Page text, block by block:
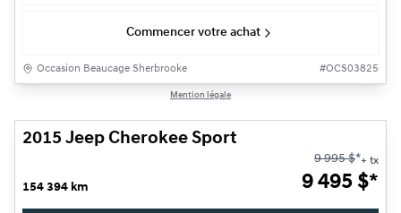
Commencer votre achat
Occasion Beaucage Sherbrooke #OCS03825
Mention légale
2015 Jeep Cherokee Sport
154 394 km 9 495 $*
9 995$*+ tx